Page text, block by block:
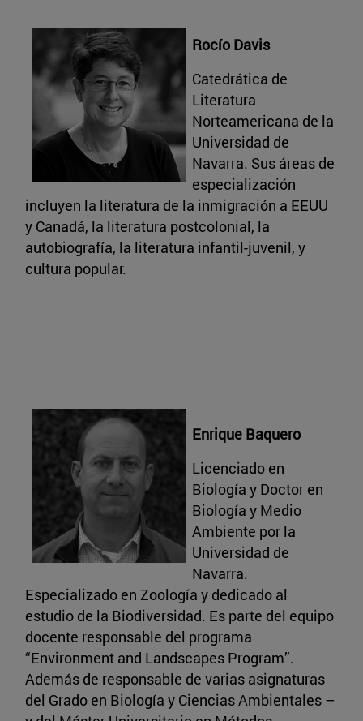
Rocío Davis
Catedrática de
Literatura
Norteamericana de la
Universidad de
Navarra. Sus áreas de
especialización
incluyen la literatura de la inmigración a EEUU
y Canadá, la literatura postcolonial, la
autobiografía, la literatura infantil-juvenil, y
cultura popular.
Enrique Baquero
Licenciado en
Biología y Doctor en
Biología y Medio
Ambiente por la
Universidad de
Navarra.
Especializado en Zoología y dedicado al
estudio de la Biodiversidad. Es parte del equipo
docente responsable del programa
“Environment and Landscapes Program”.
Además de responsable de varias asignaturas
del Grado en Biología y Ciencias Ambientales –